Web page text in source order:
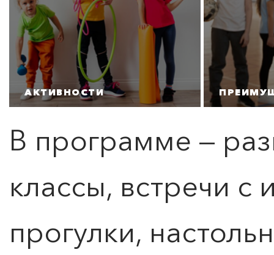
АКТИВНОСТИ
В программе —
классы, встречи
прогулки,